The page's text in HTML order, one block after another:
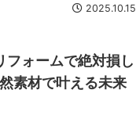
2025.10.15
ォームで絶対損し
素材で叶える未来